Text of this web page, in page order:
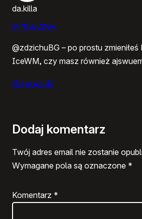
da.killa
01/08/2004
@zdzichuBG – po prostu
IceWM, czy masz również
Odpowiedz
Dodaj komentarz
Twój adres email nie zostanie
Wymagane pola są oznaczone *
Komentarz *